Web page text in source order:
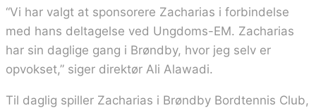
“Vi har valgt at sponsorere Zacharias i forbindelse
med hans deltagelse ved Ungdoms-EM. Zacharias
har sin daglige gang i Brøndby, hvor jeg selv er
opvokset,” siger direktør Ali Alawadi.
Til daglig spiller Zacharias i Brøndby Bordtennis Club,